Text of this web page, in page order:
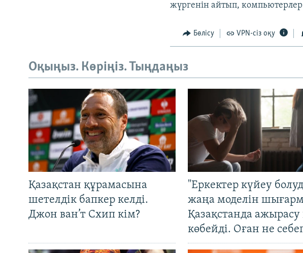
жүргенін айтып, компьютерлер
Бөлісу VPN-сіз оқу
Оқыңыз. Көріңіз. Тыңдаңыз
Қазақстан құрамасына
шетелдік бапкер келді.
Джон ван’т Схип кім?
"Еркектер күйеу
жаңа моделін
Қазақстанда ажырасу
көбейді. Оған не